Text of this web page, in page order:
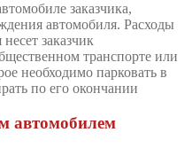
заказчика,
автомобиля. Расходы
заказчик
транспорте или
необходимо парковать в
по его окончании
автомобилем